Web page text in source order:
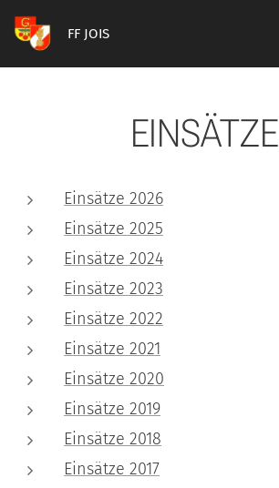
FF JOIS
EINSÄTZE
Einsätze 2026
Einsätze 2025
Einsätze 2024
Einsätze 2023
Einsätze 2022
Einsätze 2021
Einsätze 2020
Einsätze 2019
Einsätze 2018
Einsätze 2017